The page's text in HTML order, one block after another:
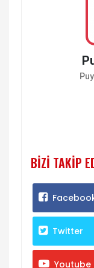
BIZI TAKIP
Twitter
Youtube